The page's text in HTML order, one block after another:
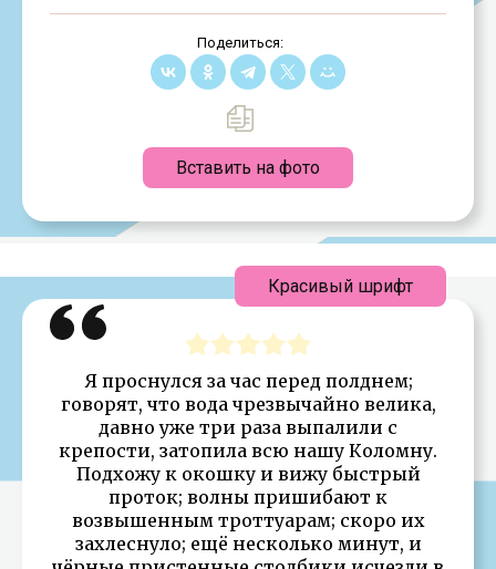
Поделиться:
Вставить на фото
Я проснулся за час перед полднем;
говорят, что вода чрезвычайно велика,
давно уже три раза выпалили с
крепости, затопила всю нашу Коломну.
Подхожу к окошку и вижу быстрый
проток; волны пришибают к
возвышенным троттуарам; скоро их
захлеснуло; ещё несколько минут, и
Красивый шрифт